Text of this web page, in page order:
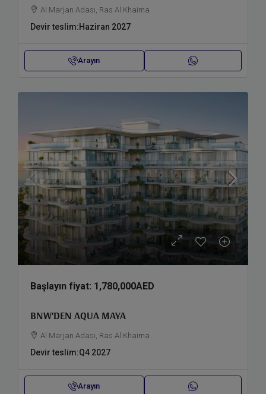
Al Marjan Adası, Ras Al Khaima
Devir teslim:Haziran 2027
Arayın
Başlayın fiyat: 1,780,000AED
BNW'DEN AQUA MAYA
Al Marjan Adası, Ras Al Khaima
Devir teslim:Q4 2027
Arayın